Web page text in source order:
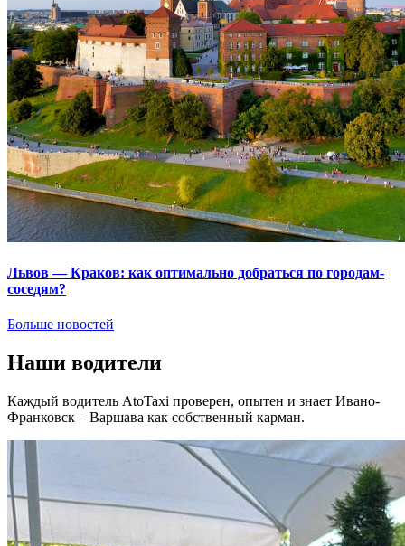
Львов — Краков: как оптимально добраться по городам-
соседям?
Больше новостей
Наши водители
Каждый водитель AtoTaxi проверен, опытен и знает Ивано-
Франковск – Варшава как собственный карман.